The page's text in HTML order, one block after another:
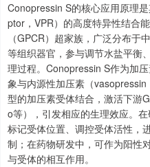
Conopressin S的核心应用原理
ptor，VPR）的高度特异性结合
（GPCR）超家族，广泛分布于
等组织器官，参与调节水盐平衡
理过程。Conopressin S作为加
象与内源性加压素（
型的加压素受体结合，激活下游
o等），引发相应的生理效应。
标记受体位置、调控受体活性，
制；在药物研发中，可作为阳性
与受体的相互作用。